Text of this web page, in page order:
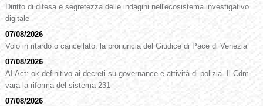
Diritto di difesa e segretezza delle indagini nell'ecosistema investigativo
digitale
07/08/2026
Volo in ritardo o cancellato: la pronuncia del Giudice di Pace di Venezia
07/08/2026
AI Act: ok definitivo ai decreti su governance e attività di polizia. Il Cdm
vara la riforma del sistema 231
07/08/2026